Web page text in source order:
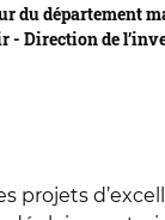
du département
- Direction de
projets